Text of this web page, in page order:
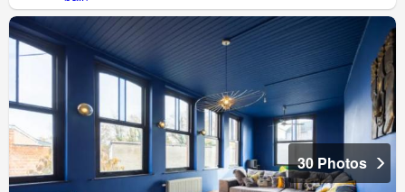
30 Photos